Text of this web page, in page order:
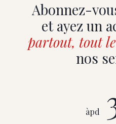
Abonnez-
et ayez un
partout, tout
nos
àpd